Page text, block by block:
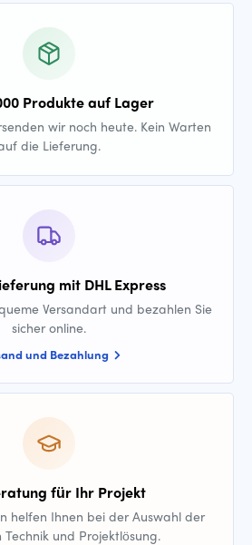
Produkte auf Lager
wir noch heute. Kein Warten
die Lieferung.
mit DHL Express
Versandart und bezahlen Sie
sicher online.
und Bezahlung
für Ihr Projekt
helfen Ihnen bei der Auswahl der
Technik und Projektlösung.